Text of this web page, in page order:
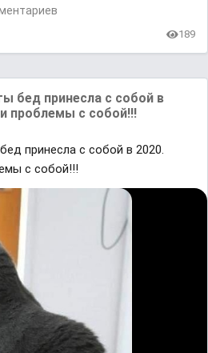
189
бед принесла с собой в
проблемы с собой!!!
принесла с собой в 2020.
с собой!!!